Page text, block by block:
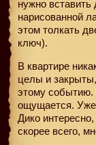
нужно вставить
нарисованной
этом толкать
ключ).
В квартире
целы и
этому событию.
ощущается. Уже
Дико
скорее всего,